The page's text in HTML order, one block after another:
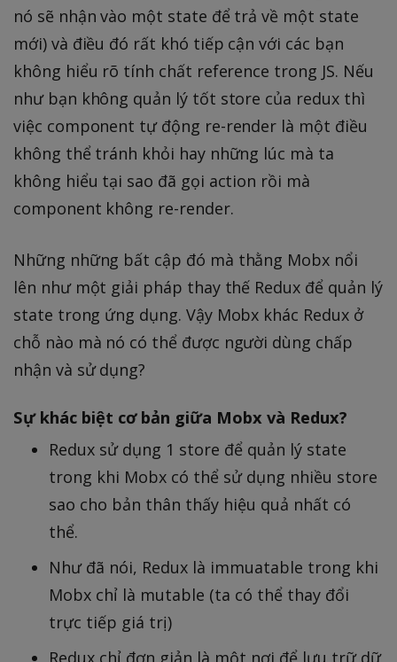
nó sẽ nhận vào một state để trả về một state
mới) và điều đó rất khó tiếp cận với các bạn
không hiểu rõ tính chất reference trong JS. Nếu
như bạn không quản lý tốt store của redux thì
việc component tự động re-render là một điều
không thể tránh khỏi hay những lúc mà ta
không hiểu tại sao đã gọi action rồi mà
component không re-render.
Những những bất cập đó mà thằng Mobx nổi
lên như một giải pháp thay thế Redux để quản lý
state trong ứng dụng. Vậy Mobx khác Redux ở
chỗ nào mà nó có thể được người dùng chấp
nhận và sử dụng?
Sự khác biệt cơ bản giữa Mobx và Redux?
Redux sử dụng 1 store để quản lý state
trong khi Mobx có thể sử dụng nhiều store
sao cho bản thân thấy hiệu quả nhất có
thể.
Như đã nói, Redux là immuatable trong khi
Mobx chỉ là mutable (ta có thể thay đổi
trực tiếp giá trị)
Redux chỉ đơn giản là một nơi để lưu trữ dữ